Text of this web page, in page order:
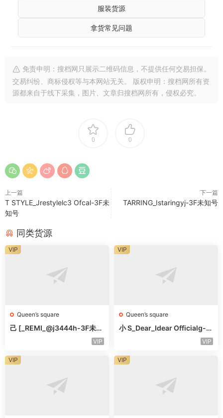
服装货源
拿货常见问题
免责申明：搜档网只展示二维码信息，不提供任何交易担保。
交易纠纷、商标侵权等与本网站无关。 版权申明：搜档网所有资
源都来自于线下采集，图片、文章归搜档网所有，侵权必究。
0 0
上一篇
T STYLE_Jrestylelc3 Ofcal-3F未
知号
下一篇
TARRING_Istaringyj-3F未知号
同类货源
Queen’s square
己 [_REMI_@j3444h-3F未知
VIP
VIP
Queen’s square
小 S_Dear_Idear Officialg-3
VIP
VIP
VIP VIP